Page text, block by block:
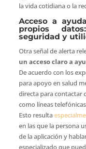
la vida cotidiana o la
Acceso a
propios
seguridad y
Otra señal de alerta
un acceso claro a
De acuerdo con los
para apoyo en salud
directa para contactar
como líneas
Esto resulta
en las que la persona
de la aplicación y
especializado que